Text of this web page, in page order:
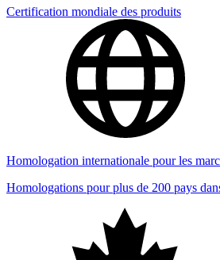
Certification mondiale des produits
Homologation internationale pour les
Homologations pour plus de 200 pays